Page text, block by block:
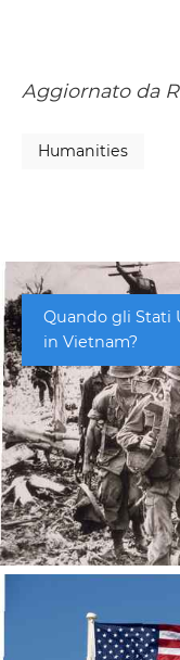
Aggiornato da
Humanities
Quando gli Stati
in Vietnam?